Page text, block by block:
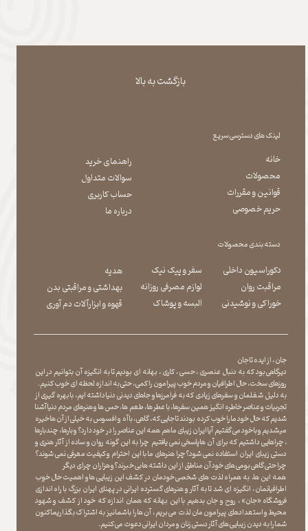
بازگشت به بالا
لینک های دسترسی سریع
دسته بندی محصولات
خانه
محصولات
قوانین و مقررات
حریم خصوصی
راهنمای خرید
سوالات متداول
حساب کاربری
درباره ما
دکوراسیون داخلی
مراقبت روان
​​​​​​​خوراکی و نوشیدنی
سفر و پیک نیک
لوازم مصرفی روزانه
​​​​​​​البسه و پوشاک
هدیه
بهداشتی و مراقبتی بدن
​​​​​​​قهوه و ابزارآلات دم آوری
جان ، از ایده تا جان
دیرگاهی بود که به دنبال عنصری ، حسی ، کاری ، بهانه ای بودیم تا به انگیزه آن بتوانیم در این
روزهای سخت ، حال اطرافیان و مردم خوب پیرامون را کمی ، حتی به اندازه لحظه ای خوب کنیم.
به دلیل شغلمان و سفرهای زیادی که به فرامرزها و جاهای دیدنی دنیا داشته ایم، با بهره گیری از
تجربیات و عناصر خاطره انگیز همین سفرها ، با عطر ها ، طعم ها ، حس ها و هنرهای مردم دنیا آشنا
شدیم که حال خود ما را خوب کرده بودند تا جایی که، گاهی ، با آه و افسوس به خیلی از آن ها خیره
میشدیم و با خود می گفتیم آیا ایران زیبای ما هم همه این عناصر را در خود دارد؟ و بارها ، چندبارها
، چراهایی داشتیم که برای آن ها پاسخی نمی یافتیم چرا به این گونه روان و ساده از آثار هنری و
دستی زیبای ایران استفاده نمی شود؟چرا هنرهای ما با این احترام و کیفیت معرفی نمی شوند؟
چرا حتی گاهی بومی های خود آن مناطق از این داشته ها بی خبرند؟و هزاران چرای دیگر
​​​​​​​ همه این ها، به همراه لذت های شخصی خودمان در کشف این زیبایی ها و اهمیت حال خوب
اطرافیانمان ، انگیزه ای شد تا به آثار و هنرهای گسترده ایرانی در پهنای ایران بزرگ با راه اندازی
فروشگاه «جان» ، روح و جان بدهیم با این بهانه که همان اندازه که خود از کشف و شهود
محیط و استعدادهای پیرامون مان لذت می بریم ، آن ها را با شما نیز به اشتراک بگذاریماکنون
شما را به دیدن زیبایی های آثار دستی زنان و مردان ایرانی دعوت می کنیم.